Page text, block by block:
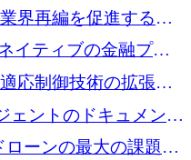
界再編を促進するた
イティブの金融プラ
ために 400 万ユーロ
応制御技術の拡張に
ェントのドキュメント
するために 47 万ユー
ローンの最大の課題の